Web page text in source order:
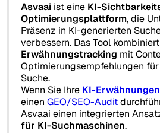
Asvaaiist eine KI-
Optimierungsplattform, die
Präsenz in KI-generierten
verbessern. Das Tool kombiniert
Erwähnungstracking mit
Optimierungsempfehlungen
Suche.
Wenn Sie Ihre KI-
einen GEO/SEO-Audit
Asvaai einen integrierten
für KI-Suchmaschinen.